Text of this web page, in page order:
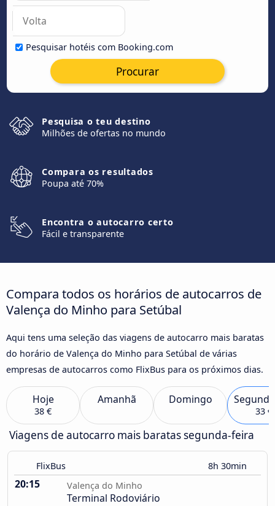
Pesquisar hotéis com Booking.com
Procurar
Pesquisa o teu destino
Milhões de ofertas no mundo
Compara os resultados
Poupa até 70%
Encontra o autocarro certo
Fácil e transparente
Compara todos os horários de autocarros de
Valença do Minho para Setúbal
Aqui tens uma seleção das viagens de autocarro mais baratas
do horário de Valença do Minho para Setúbal de várias
empresas de autocarros como FlixBus para os próximos dias.
Hoje
38 €
Amanhã Domingo
33 €
Viagens de autocarro mais baratas segunda-feira
FlixBus 8h 30min
20:15 Valença do Minho
Terminal Rodoviário